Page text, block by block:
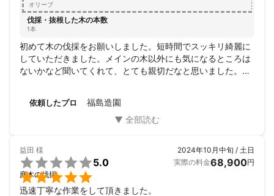
オリーブ
伐採・抜根した木の本数
1本
初めて木の伐採をお願いしました。短時間でスッキリ綺麗に
していただきました。メインの木以外にも気になるところは
ないかなど聞いてくれて、とても親切だなと思いました。こ
依頼したプロ 福島造園
益田 様


5.0
庭木の伐採
2024年10月中旬 / 土日
実際の料金68,900円
迅速丁寧な作業をして頂きました。